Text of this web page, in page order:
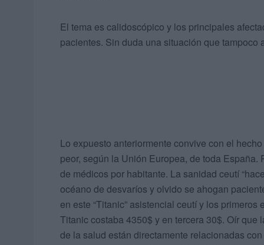
El tema es calidoscópico y los principales
pacientes. Sin duda una situación que
Lo expuesto anteriormente convive con el
peor, según la Unión Europea, de toda
de médicos por habitante. La sanidad ceutí
océano de desvaríos y olvido se ahogan
en este “Titanic” asistencial ceutí y los
Titanic costaba 4350$ y en tercera 30$. Oír
de la salud están directamente relacionadas